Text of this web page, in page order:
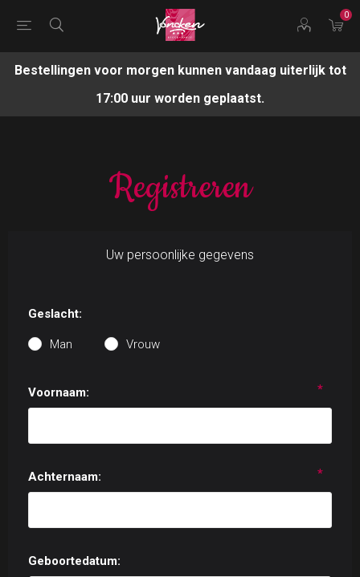
0
Bestellingen voor morgen kunnen vandaag uiterlijk tot
17:00 uur worden geplaatst.
Registreren
Uw persoonlijke gegevens
Geslacht:
Man Vrouw
Voornaam: *
Achternaam: *
Geboortedatum: